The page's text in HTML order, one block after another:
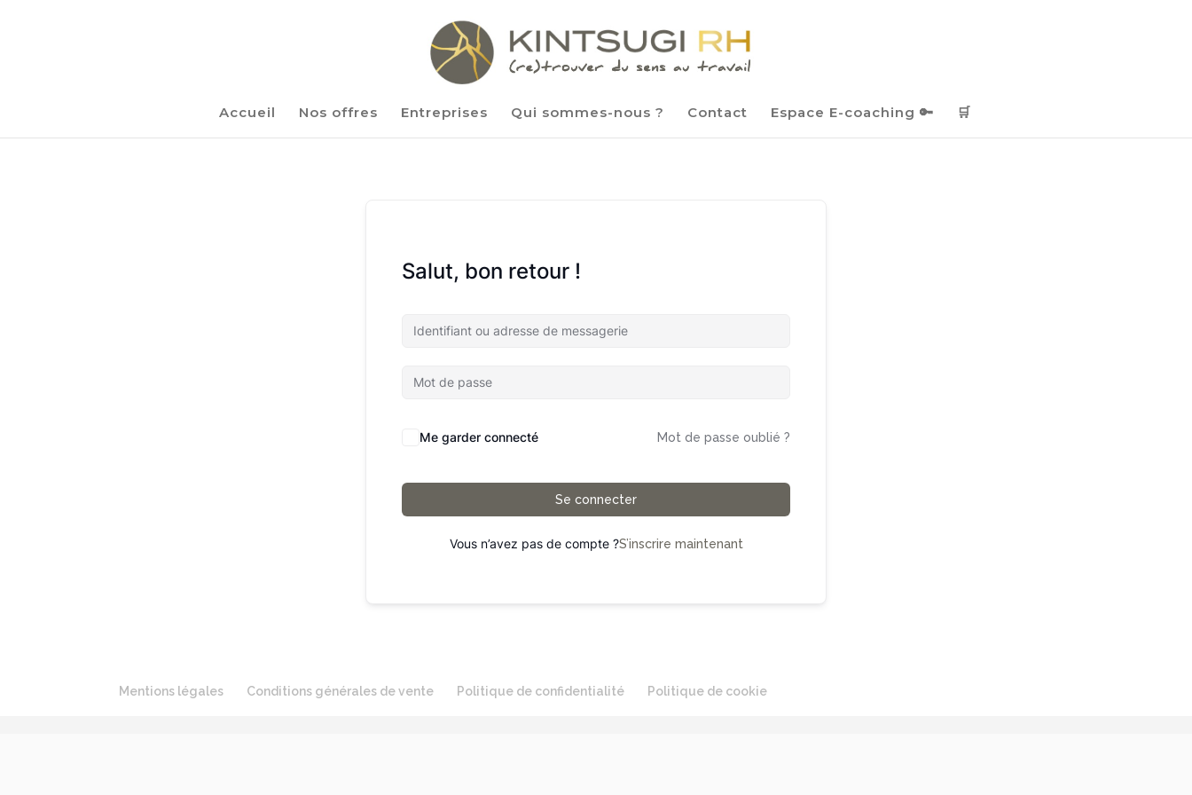
Accueil Nos offres Entreprises Qui sommes-nous ? Contact Espace E-coaching 🔑 🛒
Salut, bon retour !
Me garder connecté Mot de passe oublié ?
Se connecter
Vous n’avez pas de compte ?S’inscrire maintenant
Mentions légales Conditions générales de vente Politique de confidentialité Politique de cookie